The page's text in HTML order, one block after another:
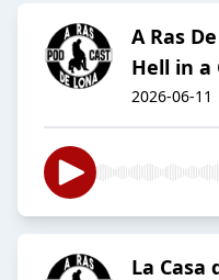
A Ras
Hell in a
2026-06-11
La Casa